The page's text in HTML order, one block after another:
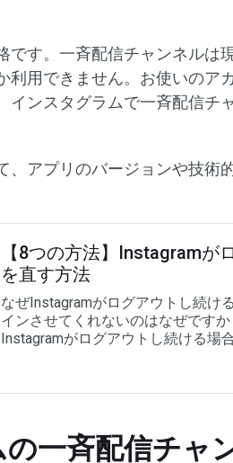
です。一斉配信チャンネルは
利用できません。お使いのア
インスタグラムで一斉配信チ
、アプリのバージョンや技術
【8つの方法】Instagramが
を直す方法
なぜInstagramがログアウトし続け
インさせてくれないのはなぜです
Instagramがログアウトし続ける場
一斉配信チャ